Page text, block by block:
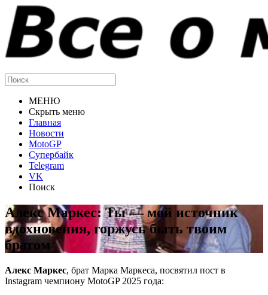
МЕНЮ
Скрыть меню
Главная
Новости
MotoGP
Супербайк
Telegram
VK
Поиск
Алекс Маркес: Ты — мой источник
вдохновения, горжусь быть твоим
братом
Алекс Маркес, брат Марка Маркеса, посвятил пост в
Instagram чемпиону MotoGP 2025 года: